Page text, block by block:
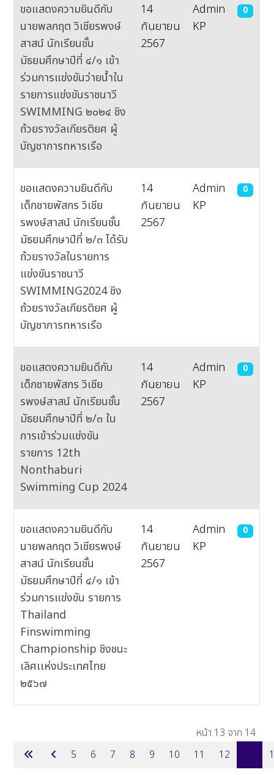
ขอแสดงความยินดีกับ
นายพลกฤต วิเชียรพงษ์
สาสน์ นักเรียนชั้น
มัธยมศึกษาปีที่ ๔/๑ เข้า
ร่วมการแข่งขันว่ายน้ำใน
รายการแข่งขันราชนาวี
SWIMMING ๒๐๒๔ ชิง
ถ้วยรางวัลเกียรติยศ ผู้
บัญชาการทหารเรือ
14
กันยายน
2567
Admin
KP
0
ขอแสดงความยินดีกับ
เด็กชายพัสกร วิเชีย
รพงษ์สาสน์ นักเรียนชั้น
มัธยมศึกษาปีที่ ๒/๓ ได้รับ
ถ้วยรางวัลในรายการ
แข่งขันราชนาวี
SWIMMING2024 ชิง
ถ้วยรางวัลเกียรติยศ ผู้
บัญชาการทหารเรือ
14
กันยายน
2567
Admin
KP
0
ขอแสดงความยินดีกับ
เด็กชายพัสกร วิเชีย
รพงษ์สาสน์ นักเรียนชั้น
มัธยมศึกษาปีที่ ๒/๓ ใน
การเข้าร่วมแข่งขัน
รายการ 12th
Nonthaburi
Swimming Cup 2024
14
กันยายน
2567
Admin
KP
0
ขอแสดงความยินดีกับ
นายพลกฤต วิเชียรพงษ์
สาสน์ นักเรียนชั้น
มัธยมศึกษาปีที่ ๔/๑ เข้า
ร่วมการแข่งขัน รายการ
Thailand
Finswimming
Championship ชิงชนะ
เลิศเเห่งประเทศไทย
๒๕๖๗
14
กันยายน
2567
Admin
KP
0
หน้า 13 จาก 14
5
6 7 8 9 10 11 12